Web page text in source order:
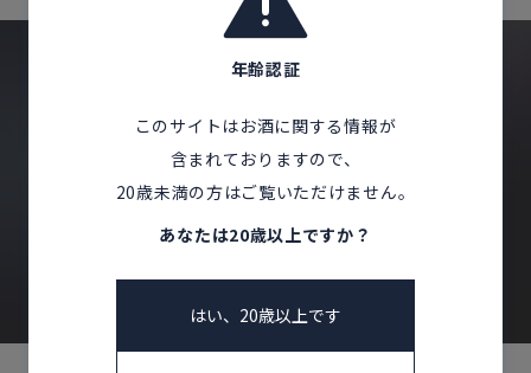
Follow Us
CONTACT US
お問い合わせ
年齢認証
このサイトはお酒に関する情報が
含まれておりますので、
20歳未満の方はご覧いただけません。
あなたは20歳以上ですか？
はい、20歳以上です